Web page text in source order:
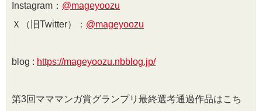
Instagram： @mageyoozu
Ｘ（旧Twitter）： @mageyoozu
blog : https://mageyoozu.nbblog.jp/
第3回マママンガ賞グランプリ最終選考通過作品はこち